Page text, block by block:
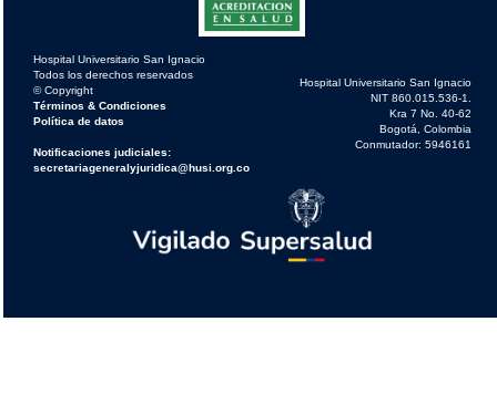
Hospital Universitario San Ignacio
Todos los derechos reservados
© Copyright
Términos & Condiciones
Política de datos
Notificaciones judiciales:
secretariageneralyjuridica@husi.org.co
Hospital Universitario San Ignacio
NIT 860.015.536-1.
Kra 7 No. 40-62
Bogotá, Colombia
Conmutador: 5946161